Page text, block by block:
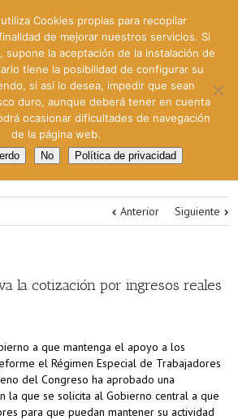
Anterior Siguiente
la cotización por ingresos reales
a que mantenga el apoyo a los
el Régimen Especial de Trabajadores
del Congreso ha aprobado una
la que se solicita al Gobierno central a que
para que puedan mantener su actividad
Cookies propias para recopilar
de mejorar nuestros servicios. Si
supone la aceptación de la instalación de
tiene la posibilidad de configurar su
si así lo desea, impedir que sean
duro, aunque deberá tener en cuenta
ocasionar dificultades de navegación
de la página web.
No Política de privacidad